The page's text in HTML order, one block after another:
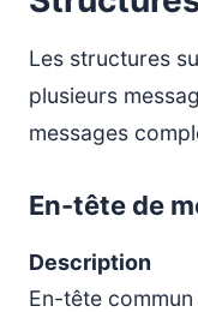
Les structures
plusieurs
messages
En-tête de
Description
En-tête